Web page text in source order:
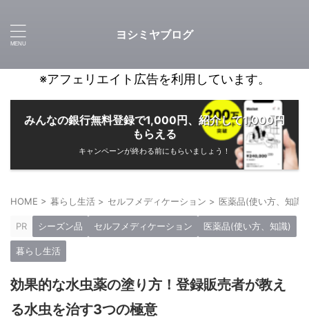
ヨシミヤブログ
※アフェリエイト広告を利用しています。
みんなの銀行無料登録で1,000円、紹介して1,000円
もらえる
キャンペーンが終わる前にもらいましょう！
HOME > 暮らし生活 > セルフメディケーション > 医薬品(使い方、知識)
PR シーズン品 セルフメディケーション 医薬品(使い方、知識)
暮らし生活
効果的な水虫薬の塗り方！登録販売者が教え
る水虫を治す3つの極意